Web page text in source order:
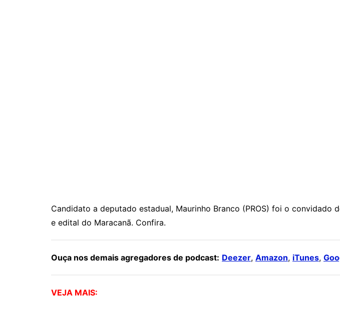
Candidato a deputado estadual, Maurinho Branco (PROS) foi o
e edital do Maracanã. Confira.
Ouça nos demais agregadores de podcast: Deezer, Amazon, iTunes,
VEJA MAIS: